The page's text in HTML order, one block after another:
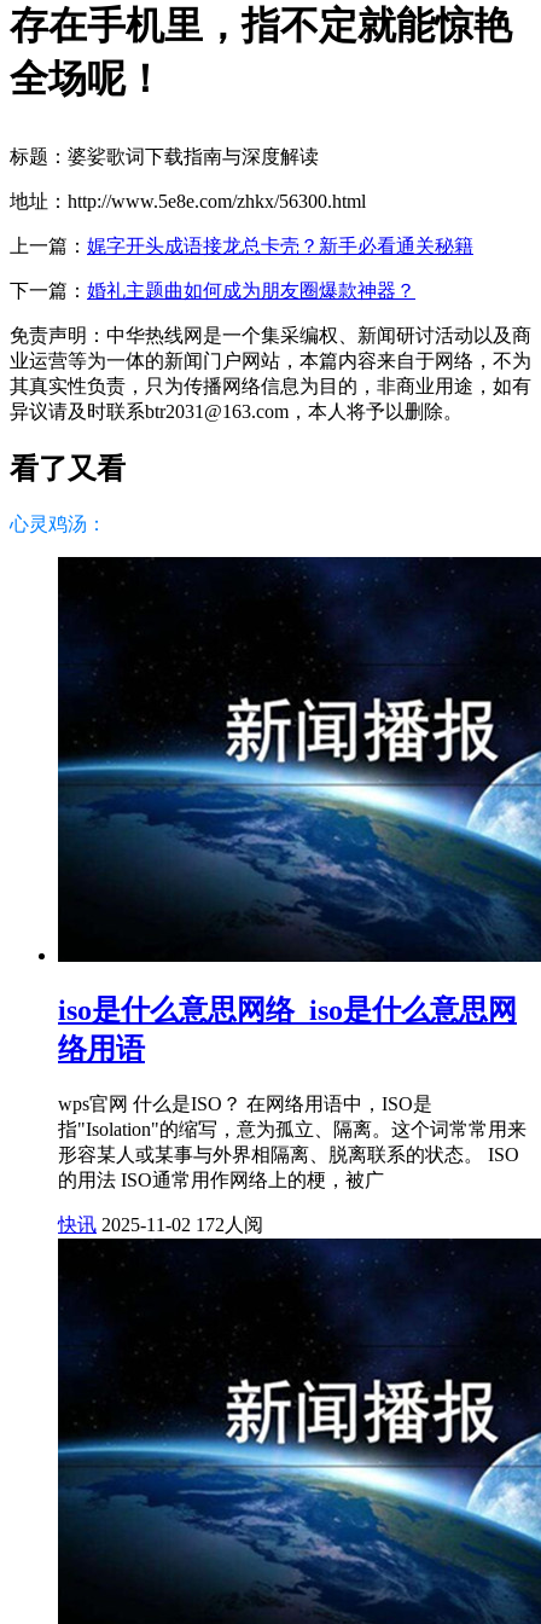
存在手机里，指不定就能惊艳
全场呢！
标题：婆娑歌词下载指南与深度解读
地址：http://www.5e8e.com/zhkx/56300.html
上一篇： 娓字开头成语接龙总卡壳？新手必看通关秘籍
下一篇： 婚礼主题曲如何成为朋友圈爆款神器？
免责声明：中华热线网是一个集采编权、新闻研讨活动以及商
业运营等为一体的新闻门户网站，本篇内容来自于网络，不为
其真实性负责，只为传播网络信息为目的，非商业用途，如有
异议请及时联系btr2031@163.com，本人将予以删除。
看了又看
心灵鸡汤：
iso是什么意思网络_iso是什么意思网
络用语
wps官网 什么是ISO？ 在网络用语中，ISO是
指"Isolation"的缩写，意为孤立、隔离。这个词常常用来
形容某人或某事与外界相隔离、脱离联系的状态。 ISO
的用法 ISO通常用作网络上的梗，被广
快讯 2025-11-02 172人阅